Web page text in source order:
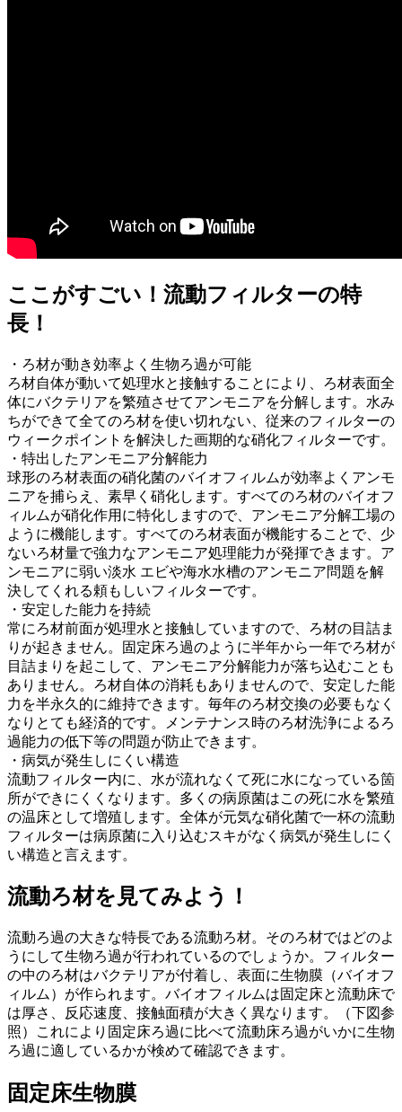
ここがすごい！流動フィルターの特
長！
・ろ材が動き効率よく生物ろ過が可能
ろ材自体が動いて処理水と接触することにより、ろ材表面全
体にバクテリアを繁殖させてアンモニアを分解します。水み
ちができて全てのろ材を使い切れない、従来のフィルターの
ウィークポイントを解決した画期的な硝化フィルターです。
・特出したアンモニア分解能力
球形のろ材表面の硝化菌のバイオフィルムが効率よくアンモ
ニアを捕らえ、素早く硝化します。すべてのろ材のバイオフ
ィルムが硝化作用に特化しますので、アンモニア分解工場の
ように機能します。すべてのろ材表面が機能することで、少
ないろ材量で強力なアンモニア処理能力が発揮できます。ア
ンモニアに弱い淡水 エビや海水水槽のアンモニア問題を解
決してくれる頼もしいフィルターです。
・安定した能力を持続
常にろ材前面が処理水と接触していますので、ろ材の目詰ま
りが起きません。固定床ろ過のように半年から一年でろ材が
目詰まりを起こして、アンモニア分解能力が落ち込むことも
ありません。ろ材自体の消耗もありませんので、安定した能
力を半永久的に維持できます。毎年のろ材交換の必要もなく
なりとても経済的です。メンテナンス時のろ材洗浄によるろ
過能力の低下等の問題が防止できます。
・病気が発生しにくい構造
流動フィルター内に、水が流れなくて死に水になっている箇
所ができにくくなります。多くの病原菌はこの死に水を繁殖
の温床として増殖します。全体が元気な硝化菌で一杯の流動
フィルターは病原菌に入り込むスキがなく病気が発生しにく
い構造と言えます。
流動ろ材を見てみよう！
流動ろ過の大きな特長である流動ろ材。そのろ材ではどのよ
うにして生物ろ過が行われているのでしょうか。フィルター
の中のろ材はバクテリアが付着し、表面に生物膜（バイオフ
ィルム）が作られます。バイオフィルムは固定床と流動床で
は厚さ、反応速度、接触面積が大きく異なります。（下図参
照）これにより固定床ろ過に比べて流動床ろ過がいかに生物
ろ過に適しているかが検めて確認できます。
固定床生物膜